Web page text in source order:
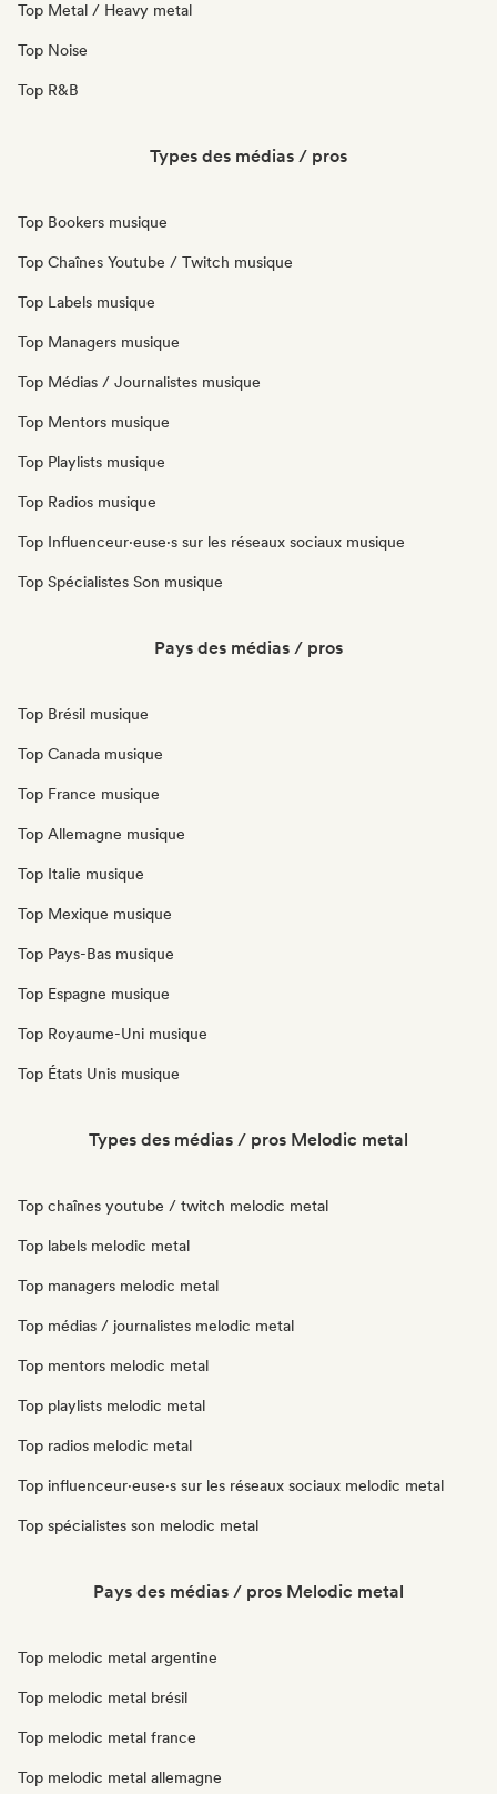
Top Metal / Heavy metal
Top Noise
Top R&B
Types des médias / pros
Top Bookers musique
Top Chaînes Youtube / Twitch musique
Top Labels musique
Top Managers musique
Top Médias / Journalistes musique
Top Mentors musique
Top Playlists musique
Top Radios musique
Top Influenceur·euse·s sur les réseaux sociaux musique
Top Spécialistes Son musique
Pays des médias / pros
Top Brésil musique
Top Canada musique
Top France musique
Top Allemagne musique
Top Italie musique
Top Mexique musique
Top Pays-Bas musique
Top Espagne musique
Top Royaume-Uni musique
Top États Unis musique
Types des médias / pros Melodic metal
Top chaînes youtube / twitch melodic metal
Top labels melodic metal
Top managers melodic metal
Top médias / journalistes melodic metal
Top mentors melodic metal
Top playlists melodic metal
Top radios melodic metal
Top influenceur·euse·s sur les réseaux sociaux melodic metal
Top spécialistes son melodic metal
Pays des médias / pros Melodic metal
Top melodic metal argentine
Top melodic metal brésil
Top melodic metal france
Top melodic metal allemagne